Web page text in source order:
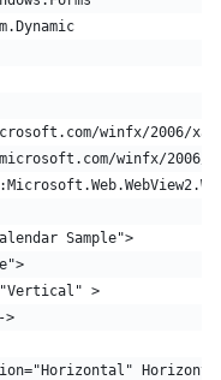
winfx/2006/
winfx/2006/
Sample">
>
>